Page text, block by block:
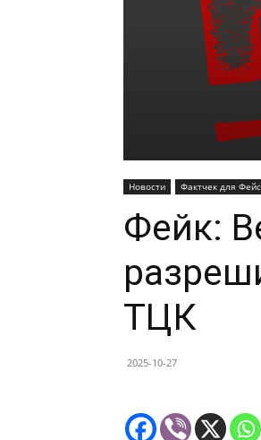
Новости Фактчек для
Фейк:
ТЦК
2025-10-27